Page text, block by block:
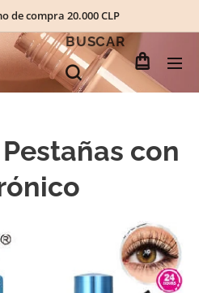
de compra 20.000 CLP
BUSCAR
con